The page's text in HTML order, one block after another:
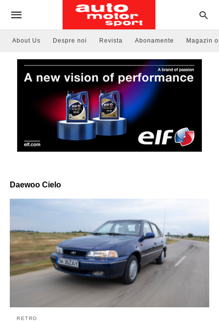
About Us Despre noi Revista Abonamente Magazin
Daewoo Cielo
RETRO